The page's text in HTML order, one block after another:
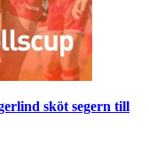
sköt segern till